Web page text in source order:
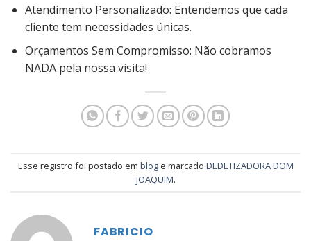
Atendimento Personalizado: Entendemos que cada
cliente tem necessidades únicas.
Orçamentos Sem Compromisso: Não cobramos
NADA pela nossa visita!
Esse registro foi postado em bloge marcado DEDETIZADORA DOM
JOAQUIM.
FABRICIO